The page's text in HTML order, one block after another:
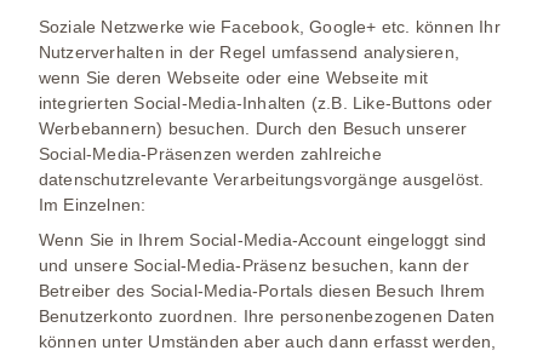
Soziale Netzwerke wie Facebook, Google+ etc. können Ihr
Nutzerverhalten in der Regel umfassend analysieren,
wenn Sie deren Webseite oder eine Webseite mit
integrierten Social-Media-Inhalten (z.B. Like-Buttons oder
Werbebannern) besuchen. Durch den Besuch unserer
Social-Media-Präsenzen werden zahlreiche
datenschutzrelevante Verarbeitungsvorgänge ausgelöst.
Im Einzelnen:
Wenn Sie in Ihrem Social-Media-Account eingeloggt sind
und unsere Social-Media-Präsenz besuchen, kann der
Betreiber des Social-Media-Portals diesen Besuch Ihrem
Benutzerkonto zuordnen. Ihre personenbezogenen Daten
können unter Umständen aber auch dann erfasst werden,